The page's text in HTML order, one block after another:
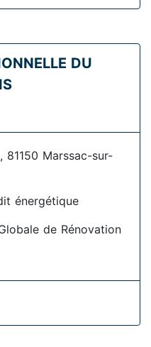
DU
81150 Marssac-sur-
énergétique
de Rénovation